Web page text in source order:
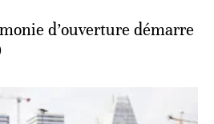
d’ouverture démarre